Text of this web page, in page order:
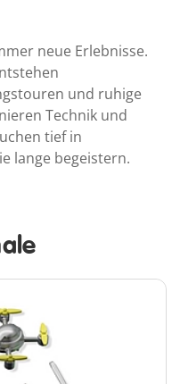
neue Erlebnisse.
und ruhige
Technik und
tief in
lange begeistern.